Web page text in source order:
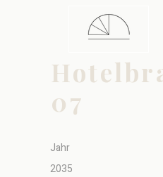
07
Jahr
2035